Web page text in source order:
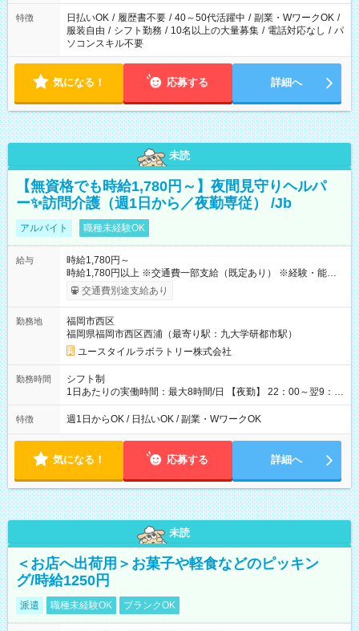
案内が難しい場合があります
特徴 日払いOK / 履歴書不要 / 40～50代活躍中 / 副業・WワークOK /
服装自由 / シフト勤務 / 10名以上の大量募集 / 電話対応なし / パ
ソコンスキル不要
気になる！ 応募する 詳細へ
未読
【無資格でも時給1,780円～】夜間見守りヘルパ
ー✨訪問介護（週1日から／夜勤専従） /Jb
アルバイト 職種未経験OK
給与
時給1,780円～
時給1,780円以上 ※交通費一部支給（既定あり） ※経験・能力を
考慮して決定します 【収入例】 週1回勤務の場合：1,780円×8時
間×4回=5万6,960円 週3回勤務の場合：1,780円×8時間×12回
月 ※ 雇用形態と給与に、本採用時と異なる部分があります。 雇
用形態：本採用時と同じです。 給与：時給 1,490円以上
交通費別途支給あり
勤務地
福岡市西区
福岡県福岡市西区西浦（最寄り駅：九大学研都市駅）
ユースタイルラボラトリー株式会社
勤務時間
シフト制
1日あたりの実働時間：最大8時間/日 【夜勤】 22：00～翌9：
00 ※週1日～OK ／ 夜勤専従 ＊＊ 勤務時間例 ＊＊ ■22時か
ら翌7時 ■23時から翌8時 ■24時から翌9時 など ※上記の時間
ます。 ※曜日固定（毎週同じ曜日での勤務となります）
特徴 週1日からOK / 日払いOK / 副業・WワークOK
気になる！ 応募する 詳細へ
未読
＜お店へ出荷用＞お菓子や軽食などのピッキン
グ/時給1250円
派遣 職種未経験OK ブランクOK